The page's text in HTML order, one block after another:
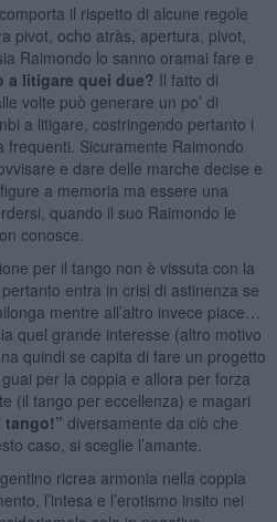
il rispetto di alcune regole
pivot, ocho atràs, apertura, pivot,
Raimondo lo sanno oramai fare e
a litigare quei due? Il fatto di
volte può generare un po’ di
a litigare, costringendo pertanto i
frequenti. Sicuramente Raimondo
e dare delle marche decise e
a memoria ma essere una
quando il suo Raimondo le
conosce.
per il tango non è vissuta con la
entra in crisi di astinenza se
mentre all’altro invece piace…
quel grande interesse (altro motivo
quindi se capita di fare un progetto
per la coppia e allora per forza
(il tango per eccellenza) e magari
tango!” diversamente da ciò che
caso, si sceglie l’amante.
ricrea armonia nella coppia
l’intesa e l’erotismo insito nei